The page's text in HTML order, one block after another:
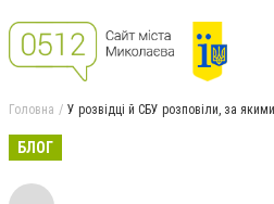
Головна У розвідці й СБУ розповіли, за
БЛОГ